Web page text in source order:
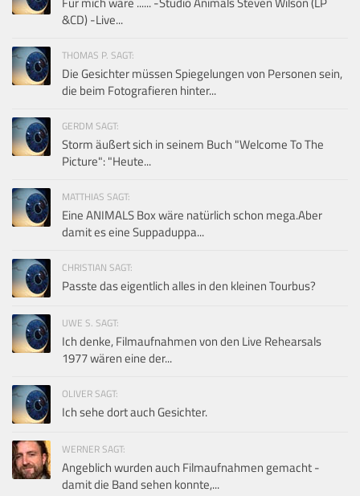
&CD) -Live...
THOMAS P. SAGT:
Die Gesichter müssen Spiegelungen von Personen sein,
die beim Fotografieren hinter...
GERDM SAGT:
Storm äußert sich in seinem Buch "Welcome To The
Picture": "Heute...
MATTHIAS SAGT:
Eine ANIMALS Box wäre natürlich schon mega.Aber
damit es eine Suppaduppa...
CHRISTIAN SAGT:
Passte das eigentlich alles in den kleinen Tourbus?
UWE S. SAGT:
Ich denke, Filmaufnahmen von den Live Rehearsals
1977 wären eine der...
OLIVER SAGT:
Ich sehe dort auch Gesichter.
WERNER SAGT:
Angeblich wurden auch Filmaufnahmen gemacht -
damit die Band sehen konnte,...